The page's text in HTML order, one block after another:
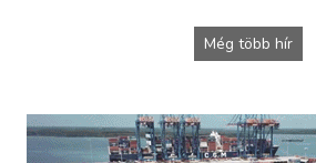
Még több hír